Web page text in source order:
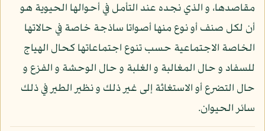
مقاصدها، و الذي نجده عند التأمل في أحوالها الحيوية هو
أن لكل صنف أو نوع منها أصواتا ساذجة خاصة في حالاتها
الخاصة الاجتماعية حسب تنوع اجتماعاتها كحال الهياج
للسفاد و حال المغالبة و الغلبة و حال الوحشة و الفزع و
حال التضرع أو الاستغاثة إلى غير ذلك و نظير الطير في ذلك
سائر الحيوان.